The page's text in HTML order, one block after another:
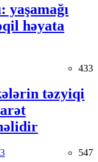
həyata
433
təzyiqi
547